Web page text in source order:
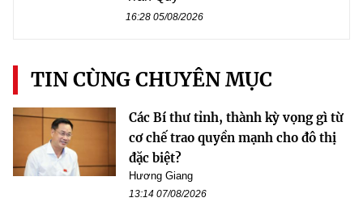
16:28 05/08/2026
TIN CÙNG CHUYÊN MỤC
Các Bí thư tỉnh, thành kỳ vọng gì từ
cơ chế trao quyền mạnh cho đô thị
đặc biệt?
Hương Giang
13:14 07/08/2026